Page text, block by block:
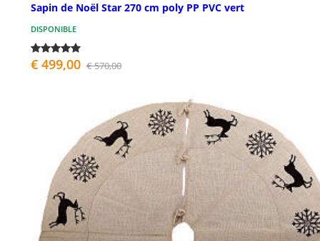
Sapin de Noël Star 270 cm poly PP PVC vert
DISPONIBLE
€ 499,00 € 570,00